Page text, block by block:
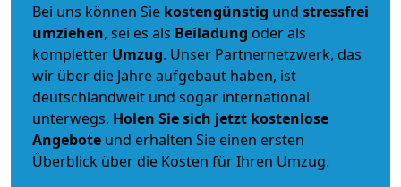
Bei uns können Sie kostengünstig und stressfrei
umziehen, sei es als Beiladung oder als
kompletter Umzug. Unser Partnernetzwerk, das
wir über die Jahre aufgebaut haben, ist
deutschlandweit und sogar international
unterwegs. Holen Sie sich jetzt kostenlose
Angebote und erhalten Sie einen ersten
Überblick über die Kosten für Ihren Umzug.